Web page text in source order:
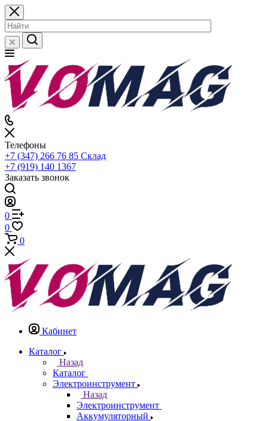
Телефоны
+7 (347) 266 76 85 Склад
+7 (919) 140 1367
Заказать звонок
0
0
0
Кабинет
Каталог
Назад
Каталог
Электроинструмент
Назад
Электроинструмент
Аккумуляторный